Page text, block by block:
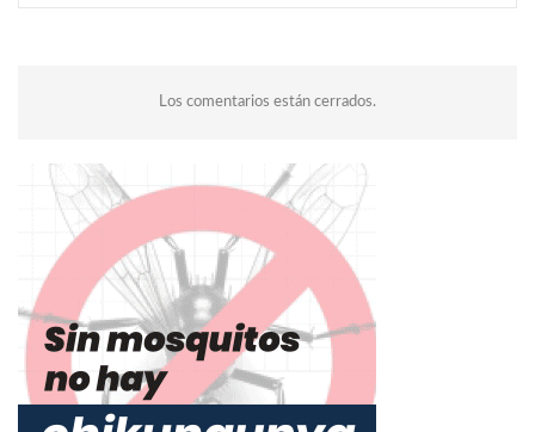
Los comentarios están cerrados.